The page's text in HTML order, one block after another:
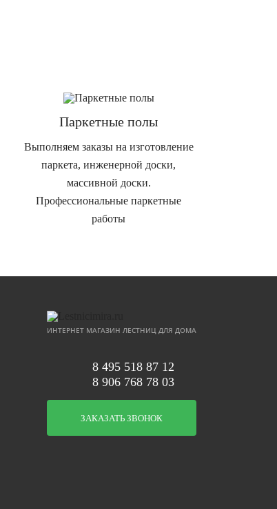
Паркетные полы
Выполняем заказы на изготовление
паркета, инженерной доски,
массивной доски.
Профессиональные паркетные
работы
ИНТЕРНЕТ МАГАЗИН ЛЕСТНИЦ ДЛЯ ДОМА
8 495 518 87 12
8 906 768 78 03
ЗАКАЗАТЬ ЗВОНОК